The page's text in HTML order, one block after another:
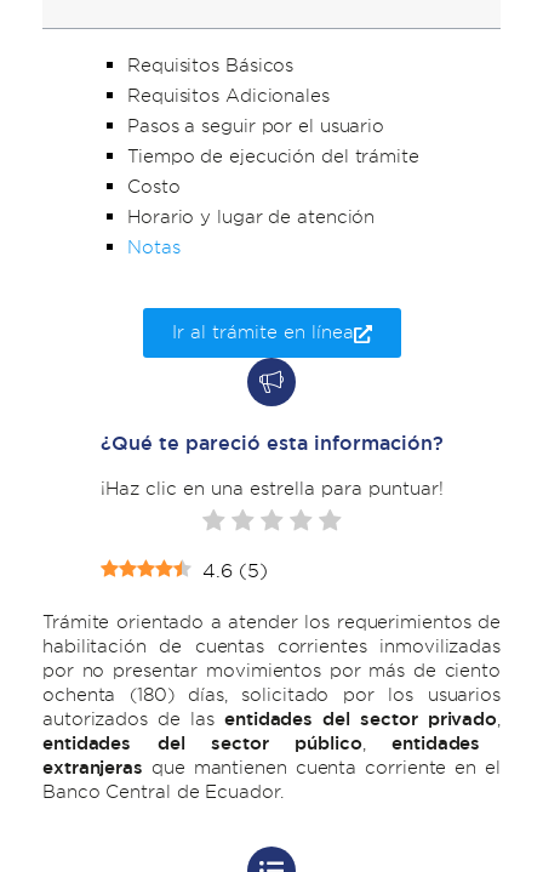
Requisitos Básicos
Requisitos Adicionales
Pasos a seguir por el usuario
Tiempo de ejecución del trámite
Costo
Horario y lugar de atención
Notas
Ir al trámite en línea
¿Qué te pareció esta información?
¡Haz clic en una estrella para puntuar!
4.6 (5)
Trámite orientado a atender los requerimientos de
habilitación de cuentas corrientes inmovilizadas
por no presentar movimientos por más de ciento
ochenta (180) días, solicitado por los usuarios
autorizados de las entidades del sector privado,
entidades del sector público,entidades
extranjeras que mantienen cuenta corriente en el
Banco Central de Ecuador.